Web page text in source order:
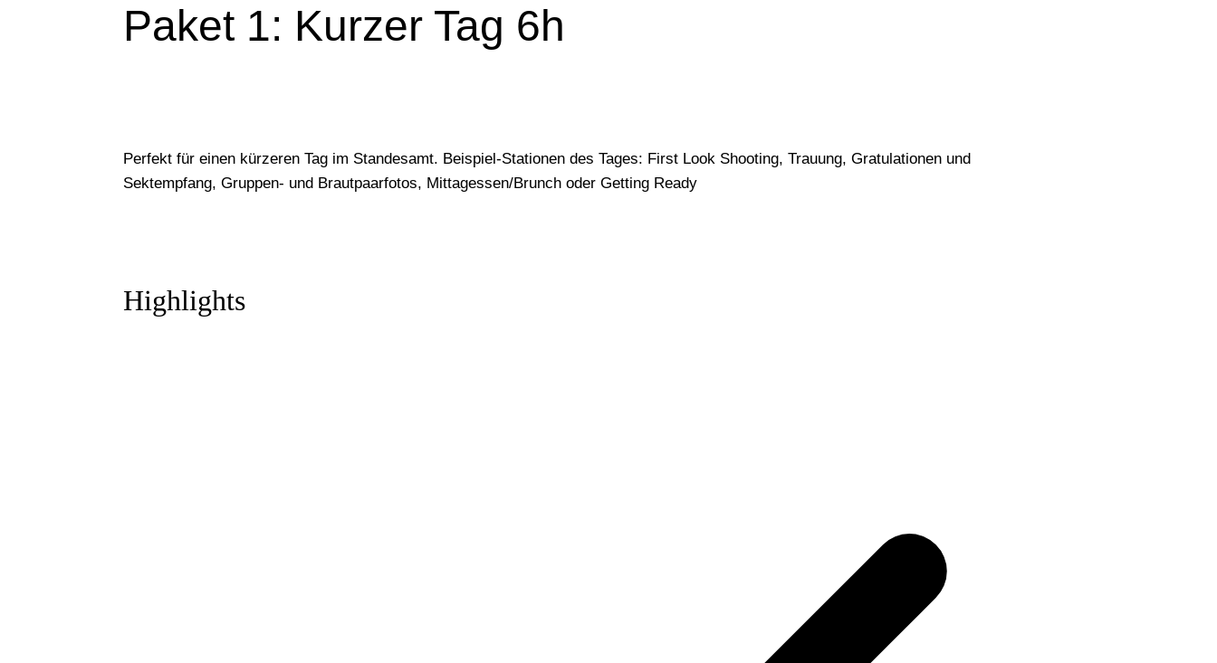
Paket 1: Kurzer Tag 6h
Perfekt für einen kürzeren Tag im Standesamt. Beispiel-Stationen des Tages: First Look Shooting, Trauung, Gratulationen und
Sektempfang, Gruppen- und Brautpaarfotos, Mittagessen/Brunch oder Getting Ready
Highlights